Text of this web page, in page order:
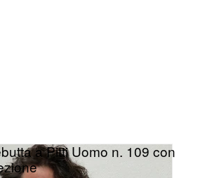
a Pitti Uomo n. 109 con